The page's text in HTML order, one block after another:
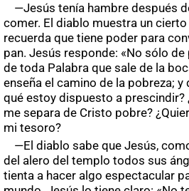
—Jesús tenía hambre después
comer. El diablo muestra un
recuerda que tiene poder para
pan. Jesús responde: «No sólo de
de toda Palabra que sale de la
enseña el camino de la pobreza; y
qué estoy dispuesto a prescindir?
me separa de Cristo pobre?
mi tesoro?
—El diablo sabe que Jesús,
del alero del templo todos sus
tienta a hacer algo espectacular